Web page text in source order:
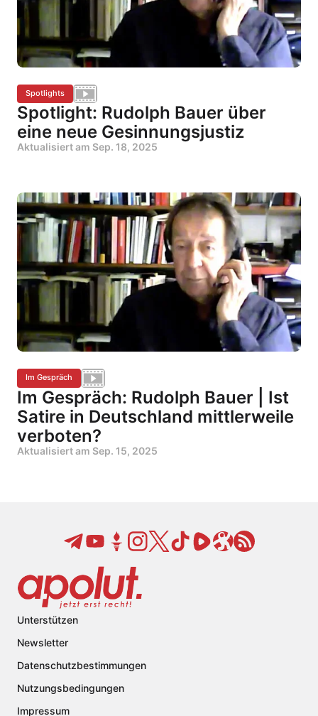
Spotlights
Spotlight: Rudolph Bauer über
eine neue Gesinnungsjustiz
Aktualisiert am Sep. 18, 2025
Im Gespräch
Im Gespräch: Rudolph Bauer | Ist
Satire in Deutschland mittlerweile
verboten?
Aktualisiert am Sep. 15, 2025
Unterstützen
Newsletter
Datenschutzbestimmungen
Nutzungsbedingungen
Impressum